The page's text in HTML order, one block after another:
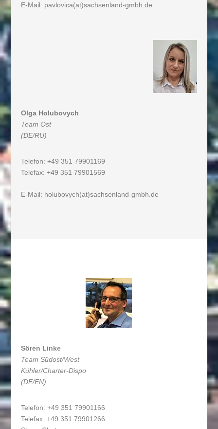
E-Mail: pavlovica(at)sachsenland-gmbh.de
Olga Holubovych
Team Ost
(DE/RU)
Telefon: +49 351 79901169
Telefax: +49 351 79901569
E-Mail: holubovych(at)sachsenland-gmbh.de
Sören Linke
Team Südost/West
Kühler/Charter-Dispo
(DE/EN)
Telefon: +49 351 79901166
Telefax: +49 351 79901266